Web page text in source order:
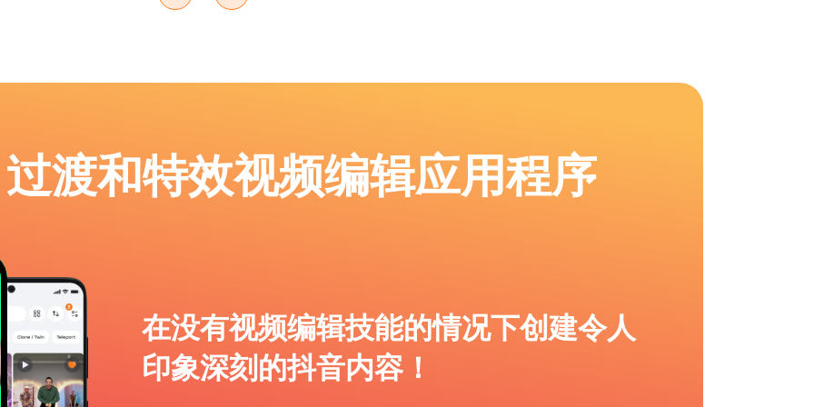
渡和特效视频编辑应用程序
在没有视频编辑技能的情况下创建令人
印象深刻的抖音内容！